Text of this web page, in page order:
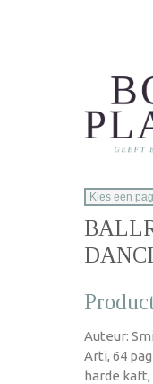
Auteur:
Arti, 64
harde